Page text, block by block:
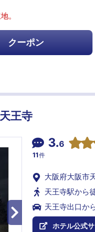
。
クーポン
王寺
3.6
11件
大阪府大阪市
天王寺駅から
天王寺出口か
ホテル公式